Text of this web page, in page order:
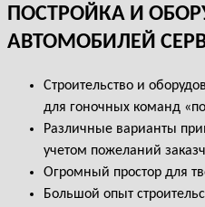
ПОСТРОЙКА И
АВТОМОБИЛЕЙ
Строительство и
для гоночных команд
Различные варианты
учетом пожеланий
Огромный простор для
Большой опыт